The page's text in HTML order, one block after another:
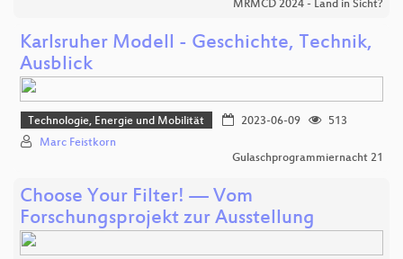
MRMCD 2024 - Land in Sicht?
Karlsruher Modell - Geschichte, Technik,
Ausblick
Technologie, Energie und Mobilität 2023-06-09
513
Marc Feistkorn
Gulaschprogrammiernacht 21
Choose Your Filter! — Vom
Forschungsprojekt zur Ausstellung